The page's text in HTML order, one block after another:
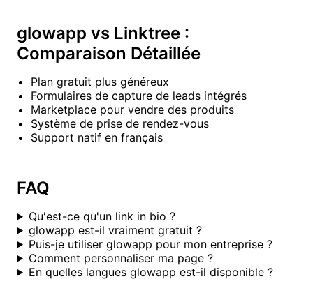
glowapp vs Linktree :
Comparaison Détaillée
Plan gratuit plus généreux
Formulaires de capture de leads intégrés
Marketplace pour vendre des produits
Système de prise de rendez-vous
Support natif en français
FAQ
Qu'est-ce qu'un link in bio ?
glowapp est-il vraiment gratuit ?
Puis-je utiliser glowapp pour mon entreprise ?
Comment personnaliser ma page ?
En quelles langues glowapp est-il disponible ?